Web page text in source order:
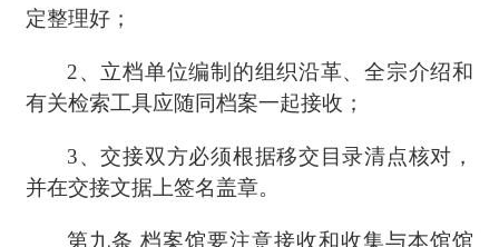
定整理好；
2、 立档单位编制的组织沿革、全宗介绍和
有关检索工具应随同档案一起接收；
3、交接双方必须根据移交目录清点核对，
并在交接文据上签名盖章。
第九条 档案馆要注意接收和收集与本馆馆